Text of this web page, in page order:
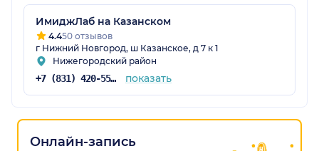
ИмиджЛаб на Казанском
4.450 отзывов
г Нижний Новгород, ш Казанское, д 7 к 1
Нижегородский район
+7 (831) 420-55-55 показать
Онлайн-запись